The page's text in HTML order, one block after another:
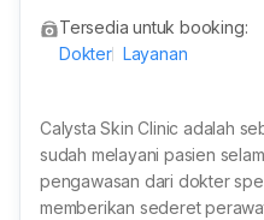
Tersedia untuk booking:
Dokter Layanan
Calysta Skin Clinic adalah
sudah melayani pasien
pengawasan dari dokter
memberikan sederet